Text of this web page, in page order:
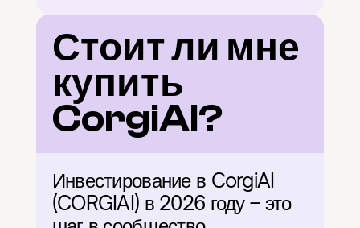
Стоит ли мне
купить
CorgiAI?
Инвестирование в CorgiAI
(CORGIAI) в 2026 году – это